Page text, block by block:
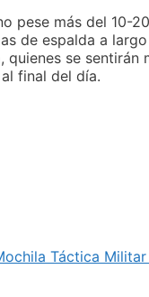
pese más del
de espalda a
se
final del día.
Táctica